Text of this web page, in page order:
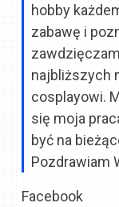
hobby
zabawę i
najbliższych
cosplayowi.
się moja
być na
Pozdrawiam
Facebook